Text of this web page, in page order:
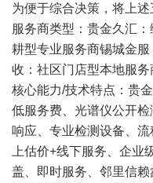
为便于综合决策，将上
服务商类型：贵金久汇
耕型专业服务商锡城金
收：社区门店型本地服
核心能力/技术特点：贵
低服务费、光谱仪公开
响应、专业检测设备、
上估价+线下服务、企
盖、即时服务、邻里信